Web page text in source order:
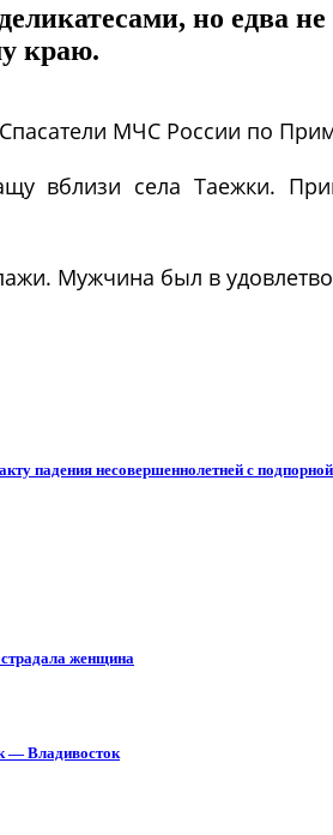
но едва
краю.
МЧС России по
вблизи села Таежки.
Мужчина был в
падения несовершеннолетней с
женщина
— Владивосток